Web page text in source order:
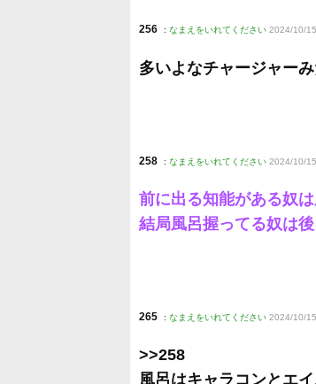
256 : なまえをいれてください 2024/10/
多いよなチャージャー
258 : なまえをいれてください 2024/10/
前に出る知能がある奴
結局風呂握ってる奴は
265 : なまえをいれてください 2024/10/
>>258
風呂はキャラコンとエ